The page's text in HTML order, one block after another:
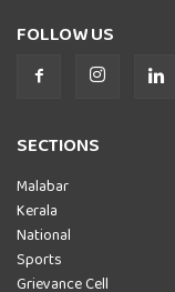
FOLLOW US
SECTIONS
Malabar
Kerala
National
Sports
Grievance Cell